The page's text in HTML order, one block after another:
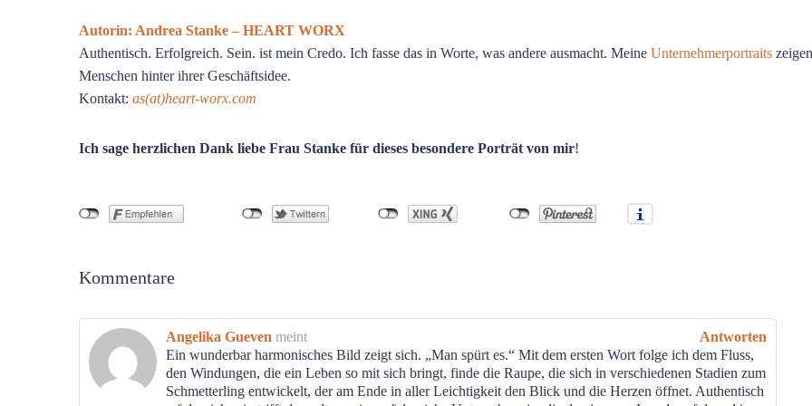
Autorin: Andrea Stanke – HEART WORX
Authentisch. Erfolgreich. Sein. ist mein Credo. Ich fasse das in Worte, was andere ausmacht. Meine Unternehmerportraits
Menschen hinter ihrer Geschäftsidee.
Kontakt: as(at)heart-worx.com
Ich sage herzlichen Dank liebe Frau Stanke für dieses besondere Porträt von mir!
Kommentare
Angelika Gueven meint
Antworten
Ein wunderbar harmonisches Bild zeigt sich. „Man spürt es.“ Mit dem ersten Wort folge ich dem Fluss,
den Windungen, die ein Leben so mit sich bringt, finde die Raupe, die sich in verschiedenen Stadien zum
Schmetterling entwickelt, der am Ende in aller Leichtigkeit den Blick und die Herzen öffnet. Authentisch